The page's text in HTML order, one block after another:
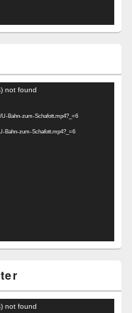
not found
U-Bahn-zum-Schafott.mp4?_=6
Bahn-zum-Schafott.mp4?_=6
not found